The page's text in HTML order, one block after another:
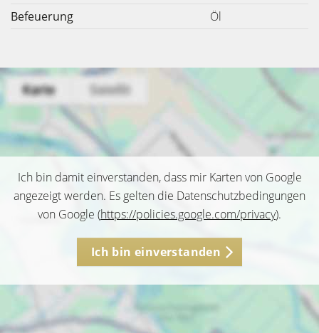
Befeuerung
Öl
Ich bin damit einverstanden, dass mir Karten von Google
angezeigt werden. Es gelten die Datenschutzbedingungen
von Google (https://policies.google.com/privacy).
Ich bin einverstanden